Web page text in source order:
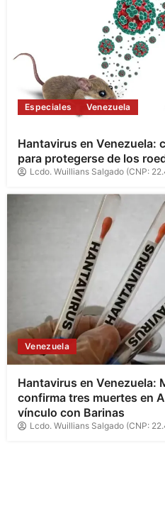
Especiales Venezuela
Hantavirus en Venezuela:
para protegerse de los
Lcdo. Wuillians Salgado (CNP:
Venezuela
Hantavirus en Venezuela:
confirma tres muertes en
vínculo con Barinas
Lcdo. Wuillians Salgado (CNP: